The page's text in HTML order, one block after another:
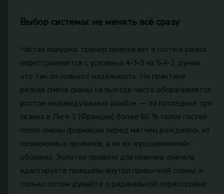
Выбор системы: не менять всё сразу
Частая ловушка: тренер приезжает в гости и резко
перестраивается с условных 4‑3‑3 на 5‑4‑1, думая,
что так он повысит надёжность. На практике
резкая смена схемы на выезде часто оборачивается
ростом индивидуальных ошибок — за последние три
сезона в Лиге 1 (Франция) более 60 % голов гостей
после смены формации перед матчем рождались из
позиционных провалов, а не из «продавленной»
обороны. Золотое правило для новичка: сначала
адаптируйте принципы внутри привычной схемы, и
только потом думайте о радикальной перестройке.